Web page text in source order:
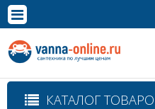
Полная версия сайта
КАТАЛОГ